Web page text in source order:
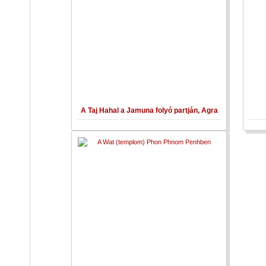
A Taj Hahal a Jamuna folyó partján, Agra